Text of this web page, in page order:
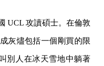
UCL 攻讀碩士。在倫敦
灰燼包括一個剛買的限
別人在冰天雪地中躺著